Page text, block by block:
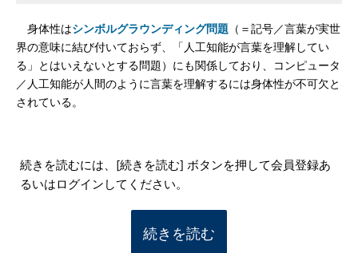
身体性はシンボルグラウンディング問題 （＝記号／言葉が実世
界の意味に結び付いておらず、「人工知能が言葉を理解してい
る」とはいえないとする問題）にも関係しており、コンピュータ
／人工知能が人間のように言葉を理解するには身体性が不可欠と
されている。
続きを読むには、[続きを読む] ボタンを押して会員登録あ
るいはログインしてください。
続きを読む